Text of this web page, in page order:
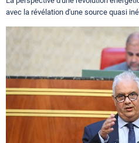
avec la révélation d'une source quasi